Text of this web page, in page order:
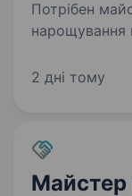
Потрібен
нарощування нігтів. На
(педикюру). з 10:00 до 19:00 робота позмінна
2 дні тому
Майстер